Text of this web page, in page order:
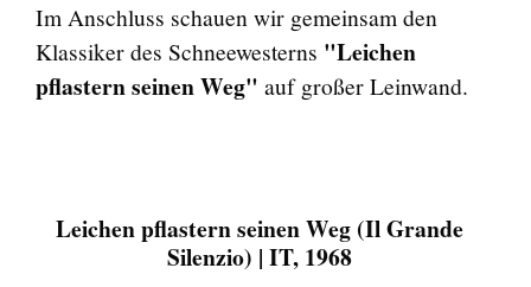
Im Anschluss schauen wir gemeinsam den
Klassiker des Schneewesterns "Leichen
pflastern seinen Weg" auf großer Leinwand.
Leichen pflastern seinen Weg (Il Grande
Silenzio) | IT, 1968